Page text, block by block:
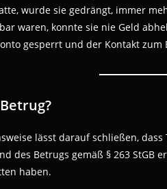
wurde sie gedrängt, immer
waren, konnte sie nie Geld
gesperrt und der Kontakt zum
lässt darauf schließen,
des Betrugs gemäß § 263 StGB
haben.